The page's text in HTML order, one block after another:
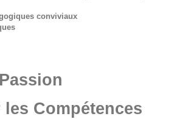
conviviaux
les Compétences